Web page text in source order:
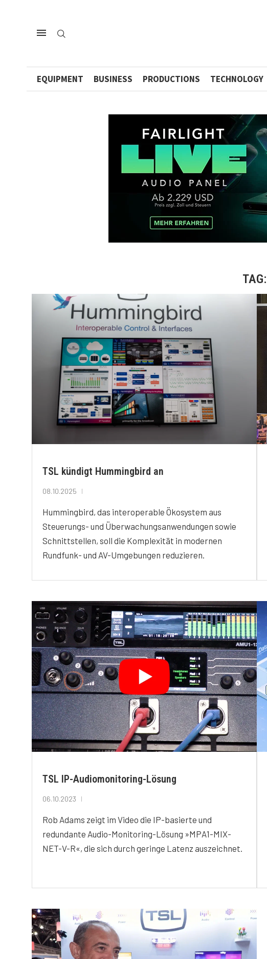
EQUIPMENT BUSINESS PRODUCTIONS TECHNOLOGY
TAG:
TSL kündigt Hummingbird an
08.10.2025
Hummingbird, das interoperable Ökosystem aus
Steuerungs- und Überwachungsanwendungen sowie
Schnittstellen, soll die Komplexität in modernen
Rundfunk- und AV-Umgebungen reduzieren.
TSL IP-Audiomonitoring-Lösung
06.10.2023
Rob Adams zeigt im Video die IP-basierte und
redundante Audio-Monitoring-Lösung »MPA1-MIX-
NET-V-R«, die sich durch geringe Latenz auszeichnet.